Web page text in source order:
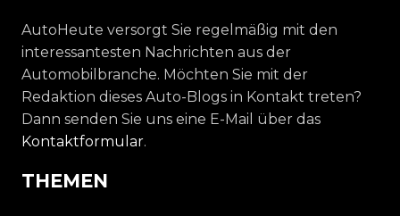
AutoHeute versorgt Sie regelmäßig mit den
interessantesten Nachrichten aus der
Automobilbranche. Möchten Sie mit der
Redaktion dieses Auto-Blogs in Kontakt treten?
Dann senden Sie uns eine E-Mail über das
Kontaktformular.
THEMEN